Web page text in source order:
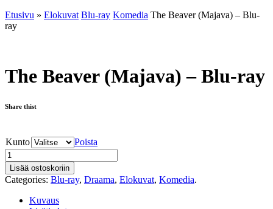
Etusivu » Elokuvat Blu-ray Komedia The Beaver (Majava) – Blu-
ray
The Beaver (Majava) – Blu-ray
Share thist
Kunto Poista
Lisää ostoskoriin
Categories: Blu-ray, Draama, Elokuvat, Komedia.
Kuvaus